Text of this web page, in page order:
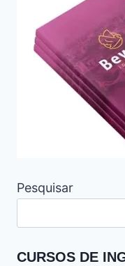
Pesquisar
CURSOS DE